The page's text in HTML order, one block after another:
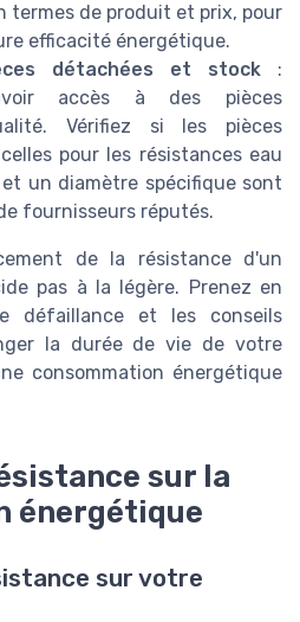
termes de produit et prix, pour
efficacité énergétique.
détachées et stock :
accès à des pièces
Vérifiez si les pièces
pour les résistances eau
un diamètre spécifique sont
fournisseurs réputés.
de la résistance d'un
pas à la légère. Prenez en
défaillance et les conseils
la durée de vie de votre
consommation énergétique
sur la
énergétique
sur votre